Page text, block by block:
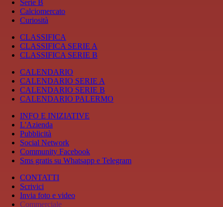
Serie B
Calciomercato
Curiosità
CLASSIFICA
CLASSIFICA SERIE A
CLASSIFICA SERIE B
CALENDARIO
CALENDARIO SERIE A
CALENDARIO SERIE B
CALENDARIO PALERMO
INFO E INIZIATIVE
L'Azienda
Pubblicità
Social Network
Community Facebook
Sms gratis su Whatsapp e Telegram
CONTATTI
Scrivici
Invia foto e video
Commerciale